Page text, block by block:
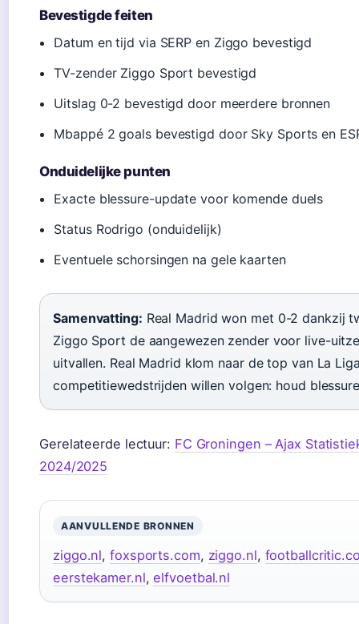
Bevestigde feiten
Datum en tijd via SERP en Ziggo bevestigd
TV-zender Ziggo Sport bevestigd
Uitslag 0-2 bevestigd door meerdere bronnen
Mbappé 2 goals bevestigd door Sky Sports en
Onduidelijke punten
Exacte blessure-update voor komende duels
Status Rodrigo (onduidelijk)
Eventuele schorsingen na gele kaarten
Samenvatting: Real Madrid won met 0-2 dankzij
Ziggo Sport de aangewezen zender voor live-
uitvallen. Real Madrid klom naar de top van La
competitiewedstrijden willen volgen: houd
Gerelateerde lectuur: FC Groningen – Ajax
2024/2025
AANVULLENDE BRONNEN
ziggo.nl,foxsports.com, ziggo.nl,
eerstekamer.nl,elfvoetbal.nl